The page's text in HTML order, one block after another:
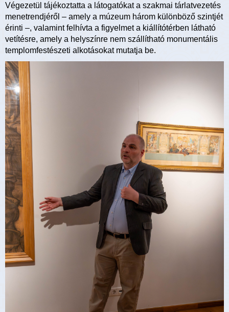
Végezetül tájékoztatta a látogatókat a szakmai tárlatvezetés
menetrendjéről – amely a múzeum három különböző szintjét
érinti –, valamint felhívta a figyelmet a kiállítótérben látható
vetítésre, amely a helyszínre nem szállítható monumentális
templomfestészeti alkotásokat mutatja be.